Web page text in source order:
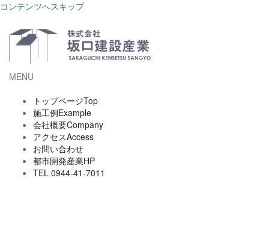
コンテンツへスキップ
MENU
トップページTop
施工例Example
会社概要Company
アクセスAccess
お問い合わせ
都市開発産業HP
TEL 0944-41-7011